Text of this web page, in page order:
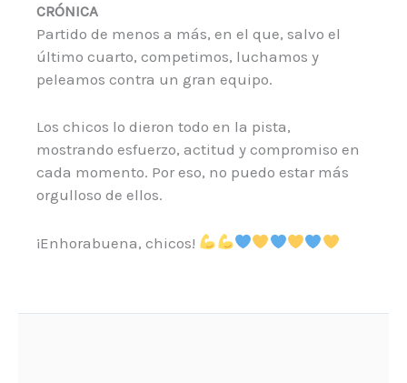
CRÓNICA
Partido de menos a más, en el que, salvo el
último cuarto, competimos, luchamos y
peleamos contra un gran equipo.
Los chicos lo dieron todo en la pista,
mostrando esfuerzo, actitud y compromiso en
cada momento. Por eso, no puedo estar más
orgulloso de ellos.
¡Enhorabuena, chicos!